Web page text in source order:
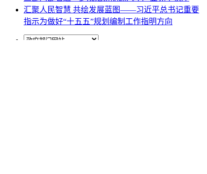
汇聚人民智慧 共绘发展蓝图——习近平总书记重要
指示为做好“十五五”规划编制工作指明方向